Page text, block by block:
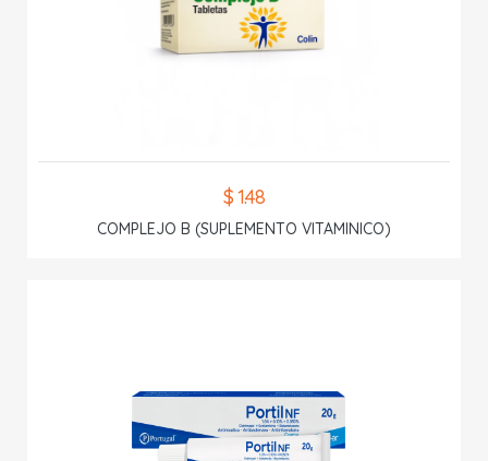
$ 1.48
COMPLEJO B (SUPLEMENTO VITAMINICO)